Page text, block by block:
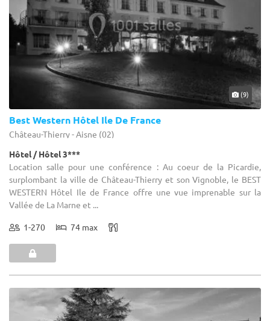
(9)
Best Western Hôtel Ile De France
Château-Thierry - Aisne (02)
Hôtel / Hôtel 3***
Location salle pour une conférence : Au coeur de la Picardie,
surplombant la ville de Château-Thierry et son Vignoble, le BEST
WESTERN Hôtel Ile de France offre une vue imprenable sur la
Vallée de La Marne et ...
1-270 74 max